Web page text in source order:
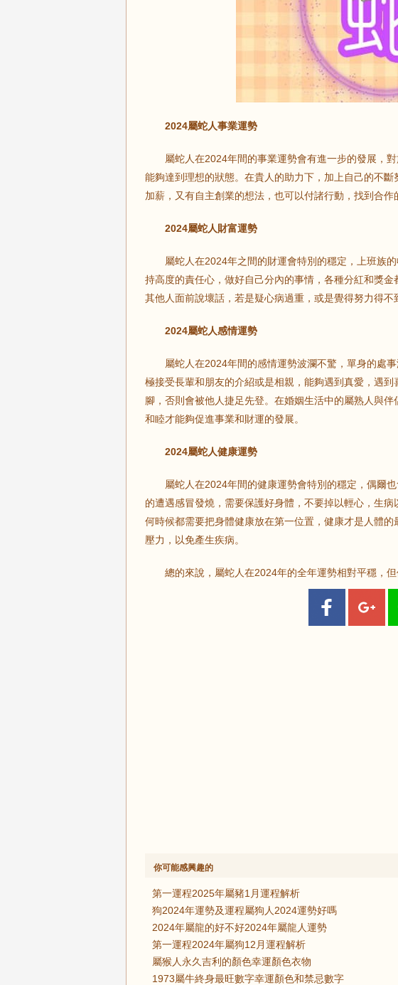
2024屬蛇人事業運勢
屬蛇人在2024年間的事業運勢會有進一步的發展，對
能夠達到理想的狀態。在貴人的助力下，加上自己的不
加薪，又有自主創業的想法，也可以付諸行動，找到合作
2024屬蛇人財富運勢
屬蛇人在2024年之間的財運會特別的穩定，上班族的
持高度的責任心，做好自己分內的事情，各種分紅和獎
其他人面前說壞話，若是疑心病過重，或是覺得努力得不
2024屬蛇人感情運勢
屬蛇人在2024年間的感情運勢波瀾不驚，單身的處事
極接受長輩和朋友的介紹或是相親，能夠遇到真愛，遇
腳，否則會被他人捷足先登。在婚姻生活中的屬熟人與
和睦才能夠促進事業和財運的發展。
2024屬蛇人健康運勢
屬蛇人在2024年間的健康運勢會特別的穩定，偶爾也
的遭遇感冒發燒，需要保護好身體，不要掉以輕心，生
何時候都需要把身體健康放在第一位置，健康才是人體
壓力，以免產生疾病。
總的來說，屬蛇人在2024年的全年運勢相對平穩，但
你可能感興趣的
第一運程2025年屬豬1月運程解析
狗2024年運勢及運程屬狗人2024運勢好嗎
2024年屬龍的好不好2024年屬龍人運勢
第一運程2024年屬狗12月運程解析
屬猴人永久吉利的顏色幸運顏色衣物
1973屬牛終身最旺數字幸運顏色和禁忌數字